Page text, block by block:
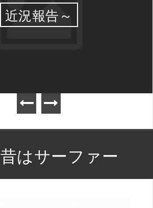
近況報告～
昔はサーファー